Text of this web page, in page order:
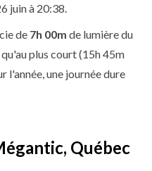
juin à 20:38.
de 7h 00m de lumière du
plus court (15h 45m
l'année, une journée dure
Québec